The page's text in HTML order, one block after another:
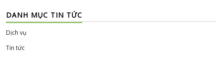
DANH MỤC TIN TỨC
Dịch vụ
Tin tức